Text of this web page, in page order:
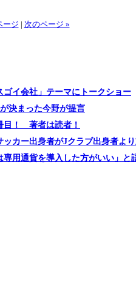
ージ | 次のページ »
イ会社」テーマにトークショー
決まった今野が提言
目！ 著者は読者！
カー出身者がJクラブ出身者よ
用通貨を導入した方がいい」と